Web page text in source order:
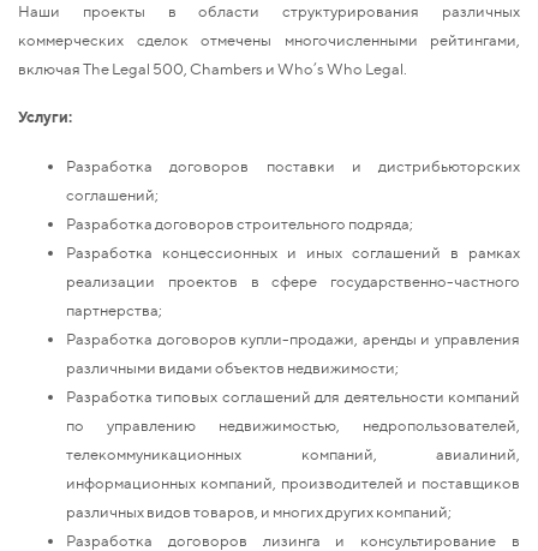
Наши проекты в области структурирования различных
коммерческих сделок отмечены многочисленными рейтингами,
включая The Legal 500, Chambers и Who’s Who Legal.
Услуги:
Разработка договоров поставки и дистрибьюторских
соглашений;
Разработка договоров строительного подряда;
Разработка концессионных и иных соглашений в рамках
реализации проектов в сфере государственно-частного
партнерства;
Разработка договоров купли-продажи, аренды и управления
различными видами объектов недвижимости;
Разработка типовых соглашений для деятельности компаний
по управлению недвижимостью, недропользователей,
телекоммуникационных компаний, авиалиний,
информационных компаний, производителей и поставщиков
различных видов товаров, и многих других компаний;
Разработка договоров лизинга и консультирование в